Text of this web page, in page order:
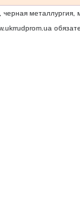
металлургия,